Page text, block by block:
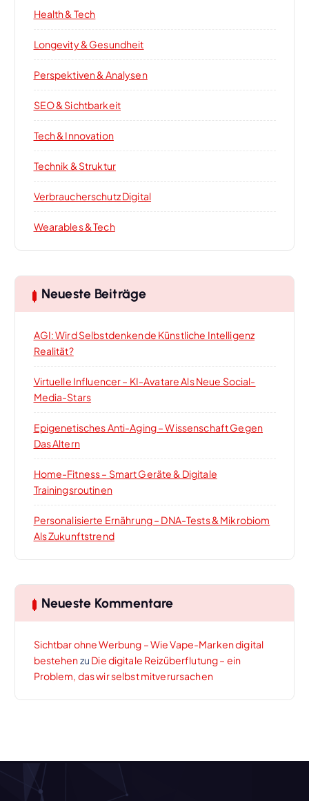
Health & Tech
Longevity & Gesundheit
Perspektiven & Analysen
SEO & Sichtbarkeit
Tech & Innovation
Technik & Struktur
Verbraucherschutz Digital
Wearables & Tech
Neueste Beiträge
AGI: Wird Selbstdenkende Künstliche Intelligenz
Realität?
Virtuelle Influencer – KI-Avatare Als Neue Social-
Media-Stars
Epigenetisches Anti-Aging – Wissenschaft Gegen
Das Altern
Home-Fitness – Smart Geräte & Digitale
Trainingsroutinen
Personalisierte Ernährung – DNA-Tests & Mikrobiom
Als Zukunftstrend
Neueste Kommentare
Sichtbar ohne Werbung – Wie Vape-Marken digital
bestehenzu Die digitale Reizüberflutung – ein
Problem, das wir selbst mitverursachen